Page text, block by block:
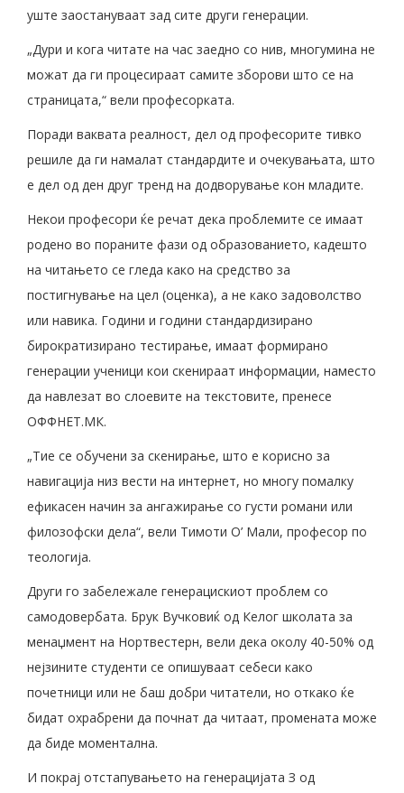
уште заостануваат зад сите други генерации.
„Дури и кога читате на час заедно со нив, многумина не
можат да ги процесираат самите зборови што се на
страницата,“ вели професорката.
Поради ваквата реалност, дел од професорите тивко
решиле да ги намалат стандардите и очекувањата, што
е дел од ден друг тренд на додворување кон младите.
Некои професори ќе речат дека проблемите се имаат
родено во пораните фази од образованието, кадешто
на читањето се гледа како на средство за
постигнување на цел (оценка), а не како задоволство
или навика. Години и години стандардизирано
бирократизирано тестирање, имаат формирано
генерации ученици кои скенираат информации, наместо
да навлезат во слоевите на текстовите, пренесе
ОФФНЕТ.МК.
„Тие се обучени за скенирање, што е корисно за
навигација низ вести на интернет, но многу помалку
ефикасен начин за ангажирање со густи романи или
филозофски дела“, вели Тимоти О’ Мали, професор по
теологија.
Други го забележале генерацискиот проблем со
самодовербата. Брук Вучковиќ од Келог школата за
менаџмент на Нортвестерн, вели дека околу 40-50% од
нејзините студенти се опишуваат себеси како
почетници или не баш добри читатели, но откако ќе
бидат охрабрени да почнат да читаат, промената може
да биде моментална.
И покрај отстапувањето на генерацијата З од